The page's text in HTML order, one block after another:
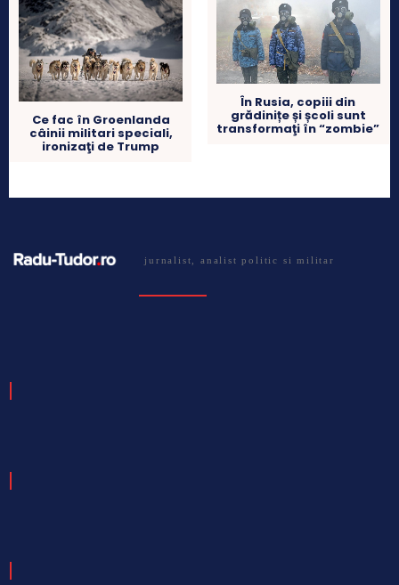
Ce fac în Groenlanda
câinii militari speciali,
ironizaţi de Trump
În Rusia, copiii din
grădinițe și școli sunt
transformaţi în “zombie”
jurnalist, analist politic si militar